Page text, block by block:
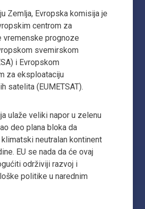
Zemlja, Evropska komisija je
centrom za
vremenske prognoze
svemirskom
i Evropskom
za eksploataciju
satelita (EUMETSAT).
ulaže veliki napor u zelenu
deo plana bloka da
neutralan kontinent
EU se nada da će ovaj
održiviji razvoj i
politike u narednim